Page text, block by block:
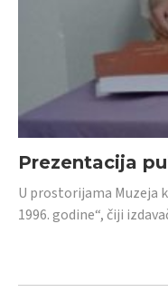
Prezentacija
U prostorijama Muzeja
1996. godine“, čiji